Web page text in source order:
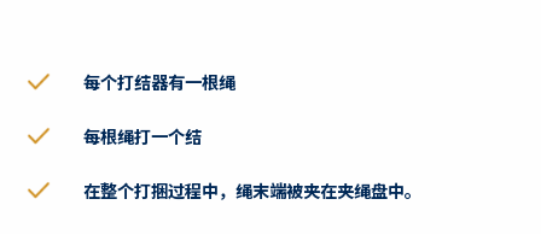
每个打结器有一根绳
每根绳打一个结
在整个打捆过程中，绳末端被夹在夹绳盘中。